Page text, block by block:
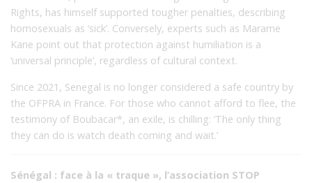
Rights, has himself supported tougher penalties, describing
homosexuals as ‘sick’. Conversely, experts such as Marame
Kane point out that protection against humiliation is a
‘universal principle’, regardless of cultural context.
Since 2021, Senegal is no longer considered a safe country by
the OFPRA in France. For those who cannot afford to flee, the
testimony of Boubacar*, an exile, is chilling: ‘The only thing
they can do is watch death coming and wait.’
Sénégal : face à la « traque », l’association STOP